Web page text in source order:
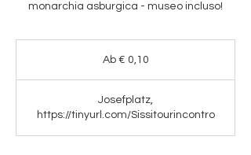
monarchia asburgica - museo incluso!
Ab € 0,10
Josefplatz,
https://tinyurl.com/Sissitourincontro